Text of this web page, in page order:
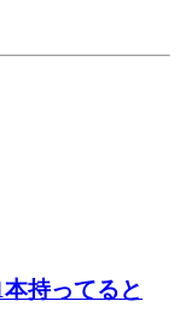
持ってると